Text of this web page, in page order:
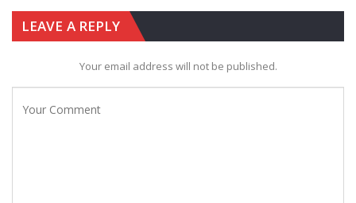
LEAVE A REPLY
Your email address will not be published.